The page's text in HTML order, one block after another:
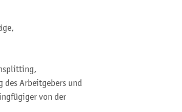
des Arbeitgebers und
von der